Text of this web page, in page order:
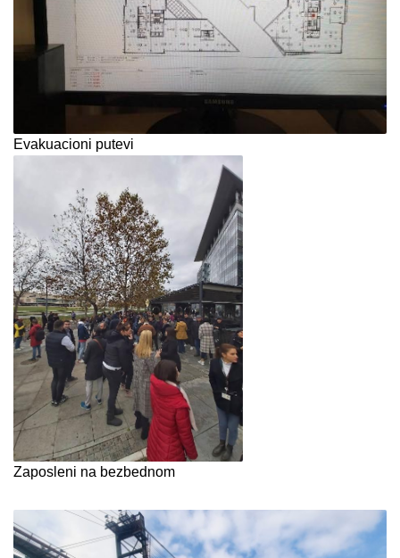
Evakuacioni putevi
Zaposleni na bezbednom